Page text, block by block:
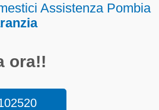
Assistenza Pombia
ora!!